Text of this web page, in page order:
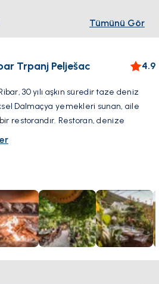
Tümünü Gör
Trpanj Pelješac 4.9
30 yılı aşkın süredir taze deniz
Dalmaçya yemekleri sunan, aile
restorandır. Restoran, denize
büyüleyici bir taş binada yer
yerel balıkçılar tarafından
taze deniz ürünleri ağırlıklı olmak
malzemeler yer almaktadır.
ürünlerinin yanı sıra makarna, et ve
Dalmaçya yemekleri de
sıcak ve misafirperverdir.